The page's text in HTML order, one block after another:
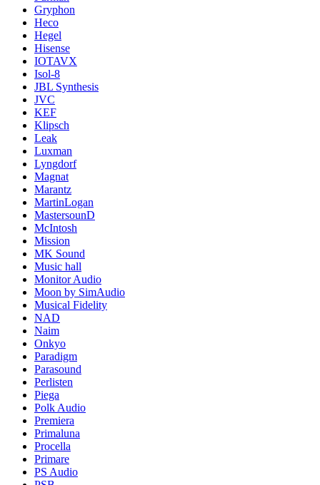
Gryphon
Heco
Hegel
Hisense
IOTAVX
Isol-8
JBL Synthesis
JVC
KEF
Klipsch
Leak
Luxman
Lyngdorf
Magnat
Marantz
MartinLogan
MastersounD
McIntosh
Mission
MK Sound
Music hall
Monitor Audio
Moon by SimAudio
Musical Fidelity
NAD
Naim
Onkyo
Paradigm
Parasound
Perlisten
Piega
Polk Audio
Premiera
Primaluna
Procella
Primare
PS Audio